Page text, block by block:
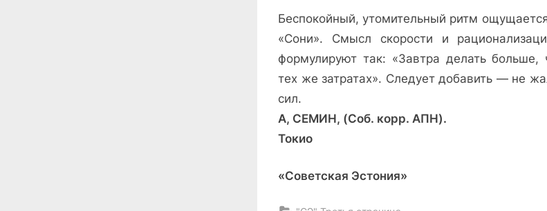
Беспокойный, утомительный ритм
«Сони». Смысл скорости и
формулируют так: «Завтра делать больше,
тех же затратах». Следует добавить — не
сил.
А, СЕМИН, (Соб. корр. АПН).
Токио
«Советская Эстония»